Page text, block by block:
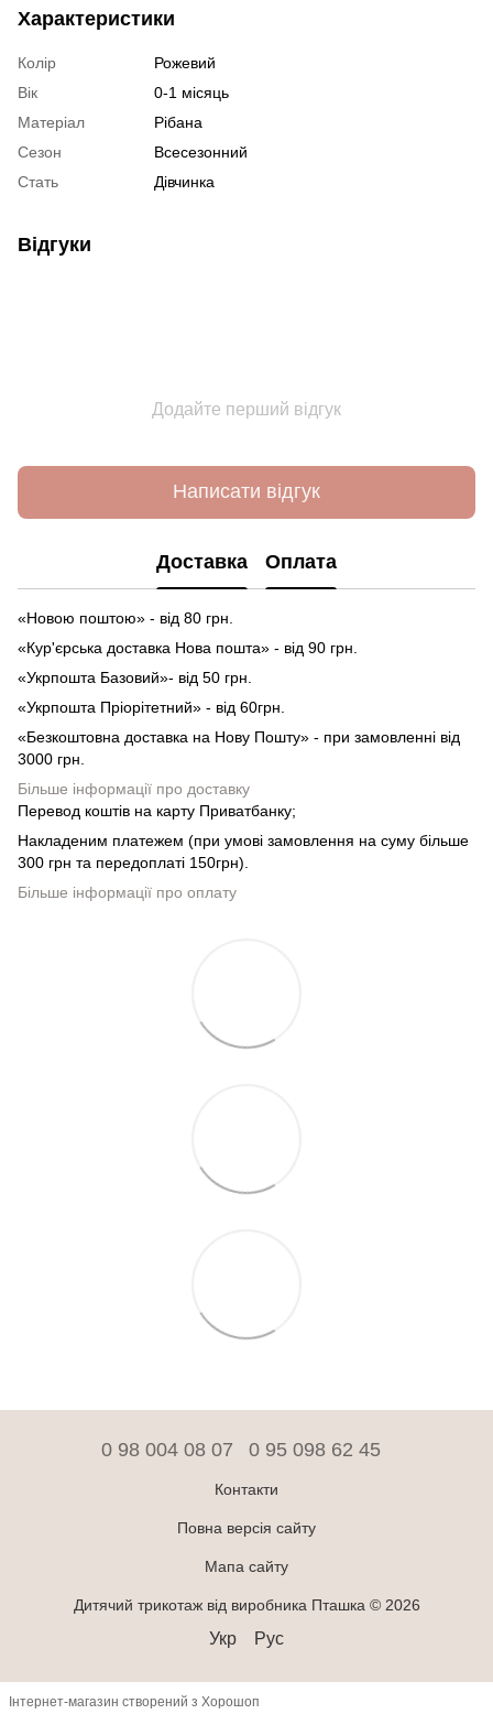
Характеристики
Колір
Рожевий
Вік
0-1 місяць
Матеріал
Рібана
Сезон
Всесезонний
Стать
Дівчинка
Відгуки
Додайте перший відгук
Написати відгук
Доставка Оплата
«Новою поштою» - від 80 грн.
«Кур'єрська доставка Нова пошта» - від 90 грн.
«Укрпошта Базовий»- від 50 грн.
«Укрпошта Пріорітетний» - від 60грн.
«Безкоштовна доставка на Нову Пошту» - при замовленні від
3000 грн.
Більше інформації про доставку
Перевод коштів на карту Приватбанку;
Накладеним платежем (при умові замовлення на суму більше
300 грн та передоплаті 150грн).
Більше інформації про оплату
0 98 004 08 07 0 95 098 62 45
Контакти
Повна версія сайту
Мапа сайту
Дитячий трикотаж від виробника Пташка © 2026
Укр Рус
Інтернет-магазин створений з Хорошоп